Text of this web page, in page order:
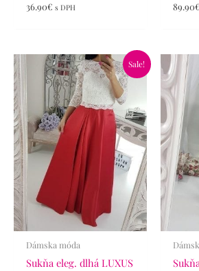
36.90€ s DPH 89.90€
Sale!
Dámska móda
Sukňa eleg. dlhá LUXUS
Pôvodná
cena
bola:
65.90€.
Aktuálna
cena
je:
46.90€.